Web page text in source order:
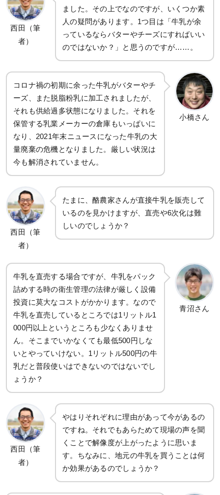
西田（筆
者）
ました。その上でなのですが、いくつか素
人の疑問があります。1つ目は「牛乳が余
っているならバターやチーズにすればいい
のではないか？」と思うのですが……。
コロナ禍の初期に余った牛乳がバターやチ
ーズ、また脱脂粉乳に加工されましたが、
それも供給過多状態になりました。それを
保管する乳業メーカーの倉庫もいっぱいに
なり、2021年末ニュースになった牛乳の大
量廃棄の危機となりました。厳しい状況は
今も解消されていません。
小橋さん
西田（筆
者）
たまに、酪農家さんが直接牛乳を販売して
いるのを見かけますが、直売や6次化は難
しいのでしょうか？
牛乳を直売する場合ですが、牛乳をパック
詰めする時の衛生管理の法律が厳しく設備
投資に莫大なコストがかかります。なので
牛乳を直売しているところでは1リットル1
000円以上というところも少なくありませ
ん。そこまでいかなくても最低500円しな
いとやっていけない。1リットル500円の牛
乳だと普段使いはできないのではないでし
ょうか？
青沼さん
西田（筆
者）
やはりそれぞれに理由があって今があるの
ですね。それでもあらためて現場の声を聞
くことで解像度が上がったように思いま
す。ちなみに、地元の牛乳を買うことは何
か効果があるのでしょうか？